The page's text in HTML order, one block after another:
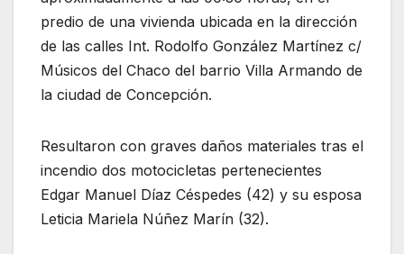
predio de una vivienda ubicada en la dirección
de las calles Int. Rodolfo González Martínez c/
Músicos del Chaco del barrio Villa Armando de
la ciudad de Concepción.
Resultaron con graves daños materiales tras el
incendio dos motocicletas pertenecientes
Edgar Manuel Díaz Céspedes (42) y su esposa
Leticia Mariela Núñez Marín (32).